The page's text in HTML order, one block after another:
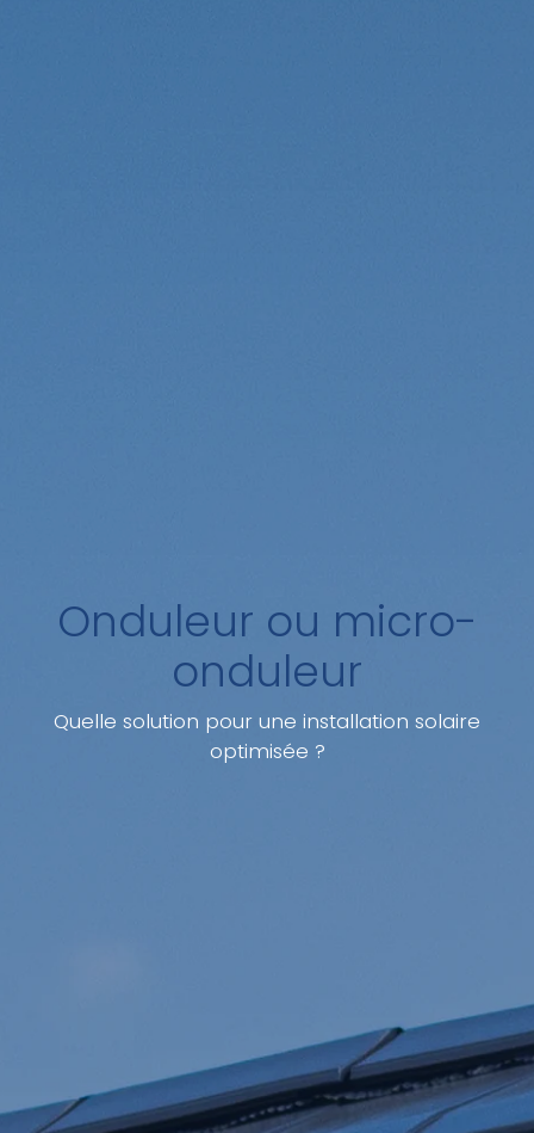
Onduleur ou micro-
onduleur
Quelle solution pour une installation solaire
optimisée ?